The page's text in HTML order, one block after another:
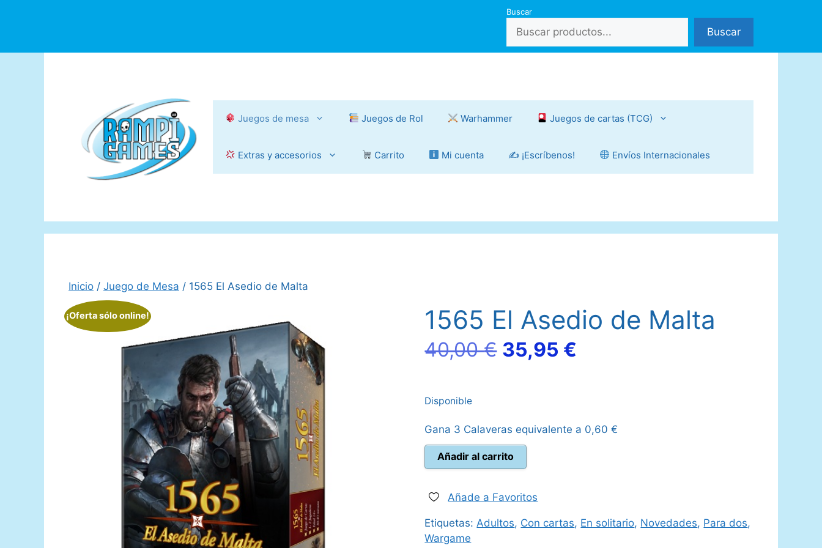
Buscar
Buscar
Juegos de mesa Juegos de Rol Warhammer Juegos de cartas (TCG)
Extras y accesorios Carrito Mi cuenta ✍️ ¡Escríbenos! Envíos Internacionales
Inicio / Juego de Mesa / 1565 El Asedio de Malta
¡Oferta sólo online! 1565 El Asedio de Malta
40,00€ El
era:
40,00 €.
35,95 €
es:
Disponible
Gana 3 Calaveras equivalente a 0,60€
1565
El
de
cantidad
Añadir al carrito
Añade a Favoritos
Etiquetas:Adultos, Con cartas, En solitario, Novedades, Para dos,
Wargame